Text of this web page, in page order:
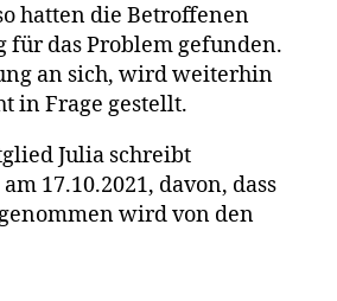
hatten die Betroffenen
für das Problem gefunden.
an sich, wird weiterhin
in Frage gestellt.
Julia schreibt
17.10.2021, davon, dass
wird von den